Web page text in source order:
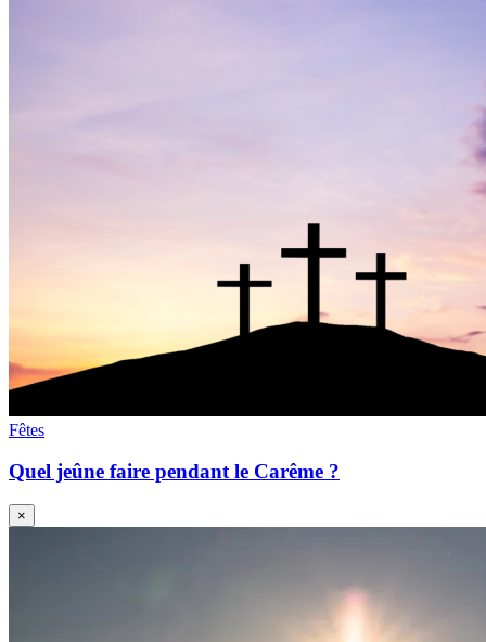
Fêtes
Quel jeûne faire pendant le Carême ?
×